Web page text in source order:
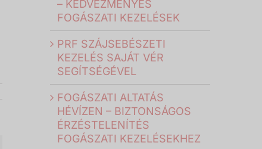
– KEDVEZMÉNYES
FOGÁSZATI KEZELÉSEK
PRF SZÁJSEBÉSZETI
KEZELÉS SAJÁT VÉR
SEGÍTSÉGÉVEL
FOGÁSZATI ALTATÁS
HÉVÍZEN – BIZTONSÁGOS
ÉRZÉSTELENÍTÉS
FOGÁSZATI KEZELÉSEKHEZ